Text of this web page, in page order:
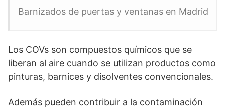
Barnizados de puertas y ventanas en Madrid
Los COVs son compuestos químicos que se
liberan al aire cuando se utilizan productos como
pinturas, barnices y disolventes convencionales.
Además pueden contribuir a la contaminación